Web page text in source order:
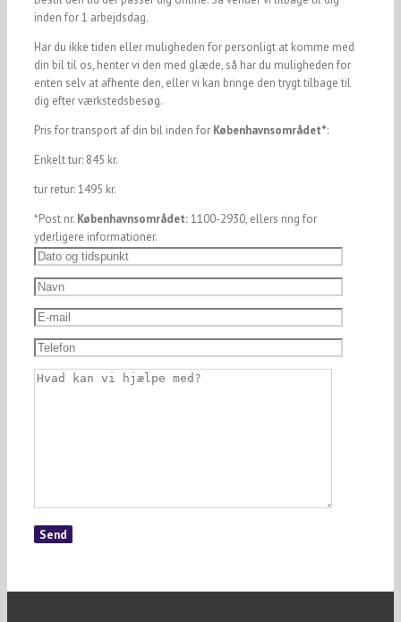
inden for 1 arbejdsdag.
Har du ikke tiden eller muligheden for personligt at komme med
din bil til os, henter vi den med glæde, så har du muligheden for
enten selv at afhente den, eller vi kan bringe den trygt tilbage til
dig efter værkstedsbesøg.
Pris for transport af din bil inden for Københavnsområdet*:
Enkelt tur: 845 kr.
tur retur: 1495 kr.
*Post nr. Københavnsområdet:1100-2930, ellers ring for
yderligere informationer.